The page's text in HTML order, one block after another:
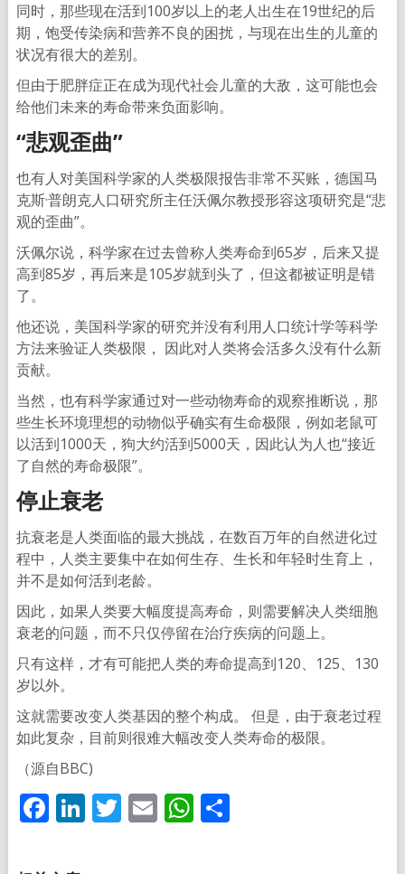
同时，那些现在活到100岁以上的老人出生在19世纪的后
期，饱受传染病和营养不良的困扰，与现在出生的儿童的
状况有很大的差别。
但由于肥胖症正在成为现代社会儿童的大敌，这可能也会
给他们未来的寿命带来负面影响。
“悲观歪曲”
也有人对美国科学家的人类极限报告非常不买账，德国马
克斯·普朗克人口研究所主任沃佩尔教授形容这项研究是“悲
观的歪曲”。
沃佩尔说，科学家在过去曾称人类寿命到65岁，后来又提
高到85岁，再后来是105岁就到头了，但这都被证明是错
了。
他还说，美国科学家的研究并没有利用人口统计学等科学
方法来验证人类极限， 因此对人类将会活多久没有什么新
贡献。
当然，也有科学家通过对一些动物寿命的观察推断说，那
些生长环境理想的动物似乎确实有生命极限，例如老鼠可
以活到1000天，狗大约活到5000天，因此认为人也“接近
了自然的寿命极限”。
停止衰老
抗衰老是人类面临的最大挑战，在数百万年的自然进化过
程中，人类主要集中在如何生存、生长和年轻时生育上，
并不是如何活到老龄。
因此，如果人类要大幅度提高寿命，则需要解决人类细胞
衰老的问题，而不只仅停留在治疗疾病的问题上。
只有这样，才有可能把人类的寿命提高到120、125、130
岁以外。
这就需要改变人类基因的整个构成。 但是，由于衰老过程
如此复杂，目前则很难大幅改变人类寿命的极限。
（源自BBC)
Facebook
LinkedIn
Twitter
EmailWhatsApp
分